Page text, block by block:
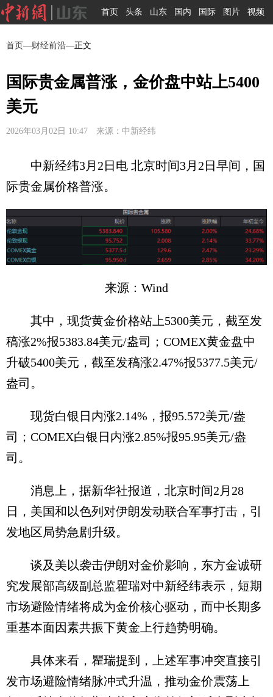
首页 头条 山东 国内 国际 图片 视频
首页—财经前沿—正文
国际贵金属普涨，金价盘中站上5400
美元
2026年03月02日 10:47 来源：中新经纬
中新经纬3月2日电 北京时间3月2日早间，国
际贵金属价格普涨。
来源：Wind
其中，现货黄金价格站上5300美元，截至发
稿涨2%报5383.84美元/盎司；COMEX黄金盘中
升破5400美元，截至发稿涨2.47%报5377.5美元/
盎司。
现货白银日内涨2.14%，报95.572美元/盎
司；COMEX白银日内涨2.85%报95.95美元/盎
司。
消息上，据新华社报道，北京时间2月28
日，美国和以色列对伊朗发动联合军事打击，引
发地区局势急剧升级。
谈及美以袭击伊朗对金价影响，东方金诚研
究发展部高级副总监瞿瑞对中新经纬表示，短期
市场避险情绪将成为金价核心驱动，而中长期多
重基本面因素共振下黄金上行趋势明确。
具体来看，瞿瑞提到，上述军事冲突直接引
发市场避险情绪脉冲式升温，推动金价震荡上